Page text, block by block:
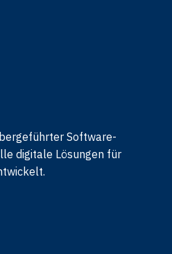
Software-
digitale Lösungen für